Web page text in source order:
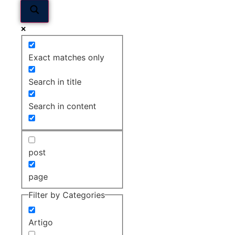
Exact matches only
Search in title
Search in content
post
page
Filter by Categories
Artigo